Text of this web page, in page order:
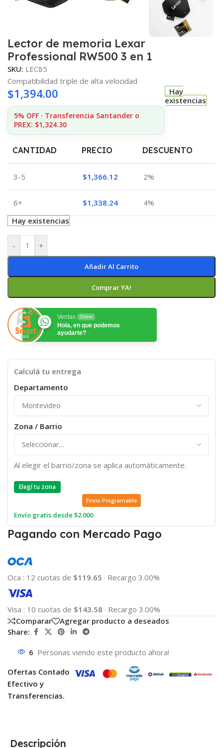
Lector de memoria Lexar
Professional RW500 3 en 1
SKU: LEC85
Compatibilidad triple de alta velocidad
$1,394.00
5% OFF · Transferencia Santander o
PREX: $1,324.30
Hay
existencias
CANTIDAD PRECIO DESCUENTO
3-5 $1,366.12 2%
6+ $1,338.24
4%
Hay existencias
- +
Añadir Al Carrito
Comprar YA!
Ventas Online
Hola, en que podemos
ayudarte?
Calculá tu entrega
Departamento
Zona / Barrio
Al elegir el barrio/zona se aplica automáticamente.
Elegí tu zona
Envio Programable
Envío gratis desde $2.000
Pagando con Mercado Pago
Oca : 12 cuotas de $119.65 · Recargo 3.00%
Visa : 10 cuotas de $143.58 · Recargo 3.00%
Comparar
Agregar producto a deseados
Share:
6 Personas viendo este producto ahora!
Ofertas Contado
Efectivo y
Transferencias.
Descripción